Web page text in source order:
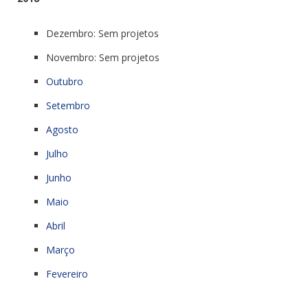
Dezembro: Sem projetos
Novembro: Sem projetos
Outubro
Setembro
Agosto
Julho
Junho
Maio
Abril
Março
Fevereiro